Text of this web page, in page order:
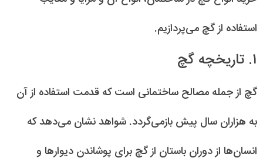
استفاده از گچ می‌پردازیم.
۱. تاریخچه گچ
گچ از جمله مصالح ساختمانی است که قدمت استفاده از آن
به هزاران سال پیش بازمی‌گردد. شواهد نشان می‌دهد که
انسان‌ها از دوران باستان از گچ برای پوشاندن دیوارها و